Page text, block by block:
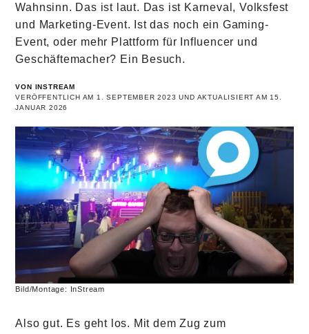
Wahnsinn. Das ist laut. Das ist Karneval, Volksfest
und Marketing-Event. Ist das noch ein Gaming-
Event, oder mehr Plattform für Influencer und
Geschäftemacher? Ein Besuch.
VON INSTREAM
VERÖFFENTLICH AM 1. SEPTEMBER 2023 UND AKTUALISIERT AM 15.
JANUAR 2026
Bild/Montage: InStream
Also gut. Es geht los. Mit dem Zug zum